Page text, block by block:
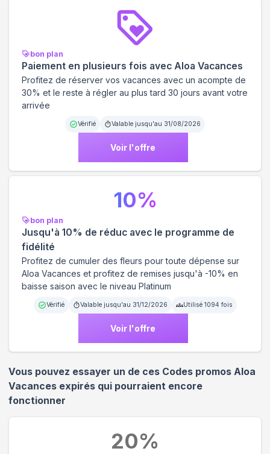
bon plan
Paiement en plusieurs fois avec Aloa Vacances
Profitez de réserver vos vacances avec un acompte de
30% et le reste à régler au plus tard 30 jours avant votre
arrivée
Vérifié Valable jusqu'au 31/08/2026
Voir l'offre
bon plan
Jusqu'à 10% de réduc avec le programme de
fidélité
Profitez de cumuler des fleurs pour toute dépense sur
Aloa Vacances et profitez de remises jusqu'à -10% en
baisse saison avec le niveau Platinum
Vérifié Valable jusqu'au 31/12/2026 Utilisé 1094 fois
Voir l'offre
10%
Vous pouvez essayer un de ces Codes promos Aloa
Vacances expirés qui pourraient encore
fonctionner
20%